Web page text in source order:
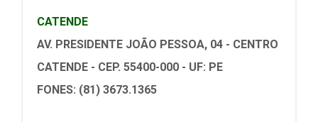
CATENDE
AV. PRESIDENTE JOÃO PESSOA, 04 - CENTRO
CATENDE - CEP. 55400-000 - UF: PE
FONES: (81) 3673.1365